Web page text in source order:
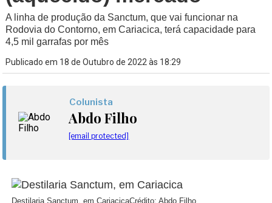
A linha de produção da Sanctum, que vai funcionar na
Rodovia do Contorno, em Cariacica, terá capacidade para
4,5 mil garrafas por mês
Publicado em 18 de Outubro de 2022 às 18:29
Colunista
Abdo Filho
[email protected]
Destilaria Sanctum, em CariacicaCrédito: Abdo Filho